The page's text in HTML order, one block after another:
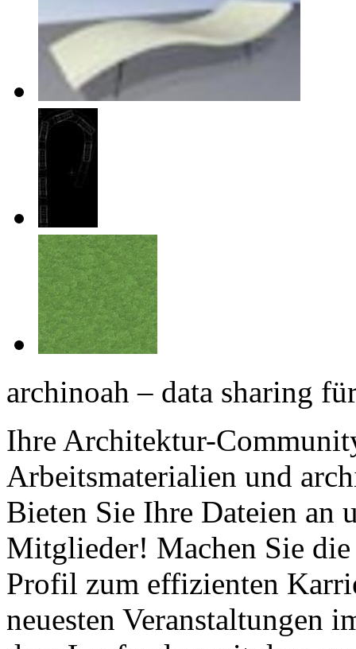
archinoah – data sharing
Ihre Architektur-
Arbeitsmaterialien und
Bieten Sie Ihre Dateien an
Mitglieder! Machen Sie
Profil zum effizienten
neuesten Veranstaltungen